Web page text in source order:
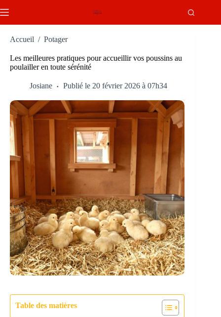
au
Accueil / Potager
Les meilleures pratiques pour accueillir vos poussins au
poulailler en toute sérénité
Josiane Publié le 20 février 2026 à 07h34
Table des matières